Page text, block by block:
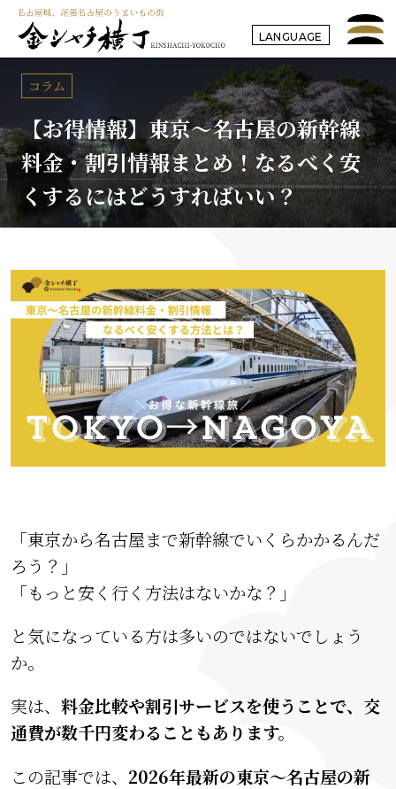
LANGUAGE
コラム
【お得情報】東京〜名古屋の新幹線
料金・割引情報まとめ！なるべく安
くするにはどうすればいい？
「東京から名古屋まで新幹線でいくらかかるんだ
ろう？」
「もっと安く行く方法はないかな？」
と気になっている方は多いのではないでしょう
か。
実は、 料金比較や割引サービスを使うことで、交
通費が数千円変わることもあります。
この記事では、 2026年最新の東京〜名古屋の新